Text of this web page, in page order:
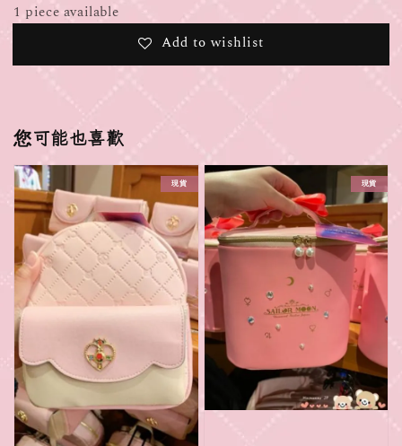
1 piece available
Add to wishlist
您可能也喜歡
現貨 現貨